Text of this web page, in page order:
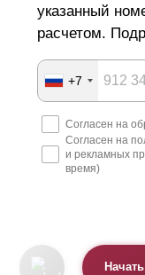
указанный
расчетом.
+7
Согласен на
Согласен на
и рекламных
время)